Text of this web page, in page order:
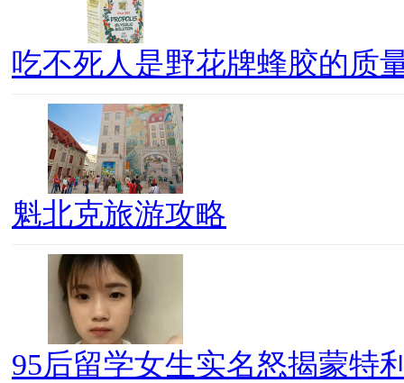
吃不死人是野花牌蜂胶的质
魁北克旅游攻略
95后留学女生实名怒揭蒙特